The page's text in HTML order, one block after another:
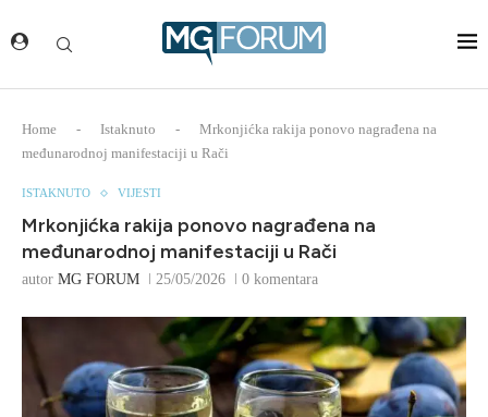
Home - Istaknuto -
Mrkonjićka rakija ponovo nagrađena na
međunarodnoj manifestaciji u Rači
ISTAKNUTO VIJESTI
Mrkonjićka rakija ponovo nagrađena na
međunarodnoj manifestaciji u Rači
autor MG FORUM 25/05/2026 0 komentara